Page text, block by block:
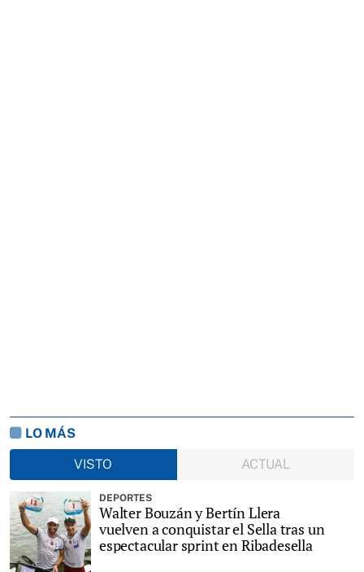
LO MÁS
VISTO
ACTUAL
DEPORTES
Walter Bouzán y Bertín Llera
vuelven a conquistar el Sella tras un
espectacular sprint en Ribadesella